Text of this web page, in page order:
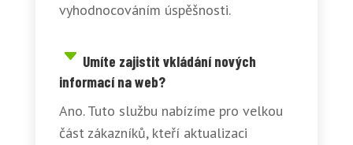
vyhodnocováním úspěšnosti.
Umíte zajistit vkládání nových
informací na web?
Ano. Tuto službu nabízíme pro velkou
část zákazníků, kteří aktualizaci